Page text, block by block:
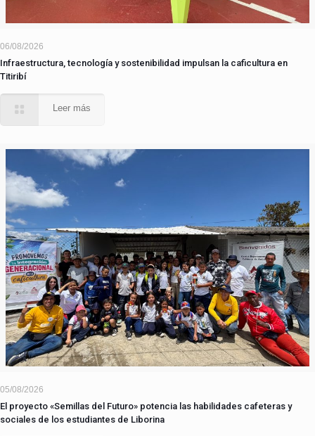
06/08/2026
Infraestructura, tecnología y sostenibilidad impulsan la caficultura en
Titiribí
Leer más
05/08/2026
El proyecto «Semillas del Futuro» potencia las habilidades cafeteras y
sociales de los estudiantes de Liborina